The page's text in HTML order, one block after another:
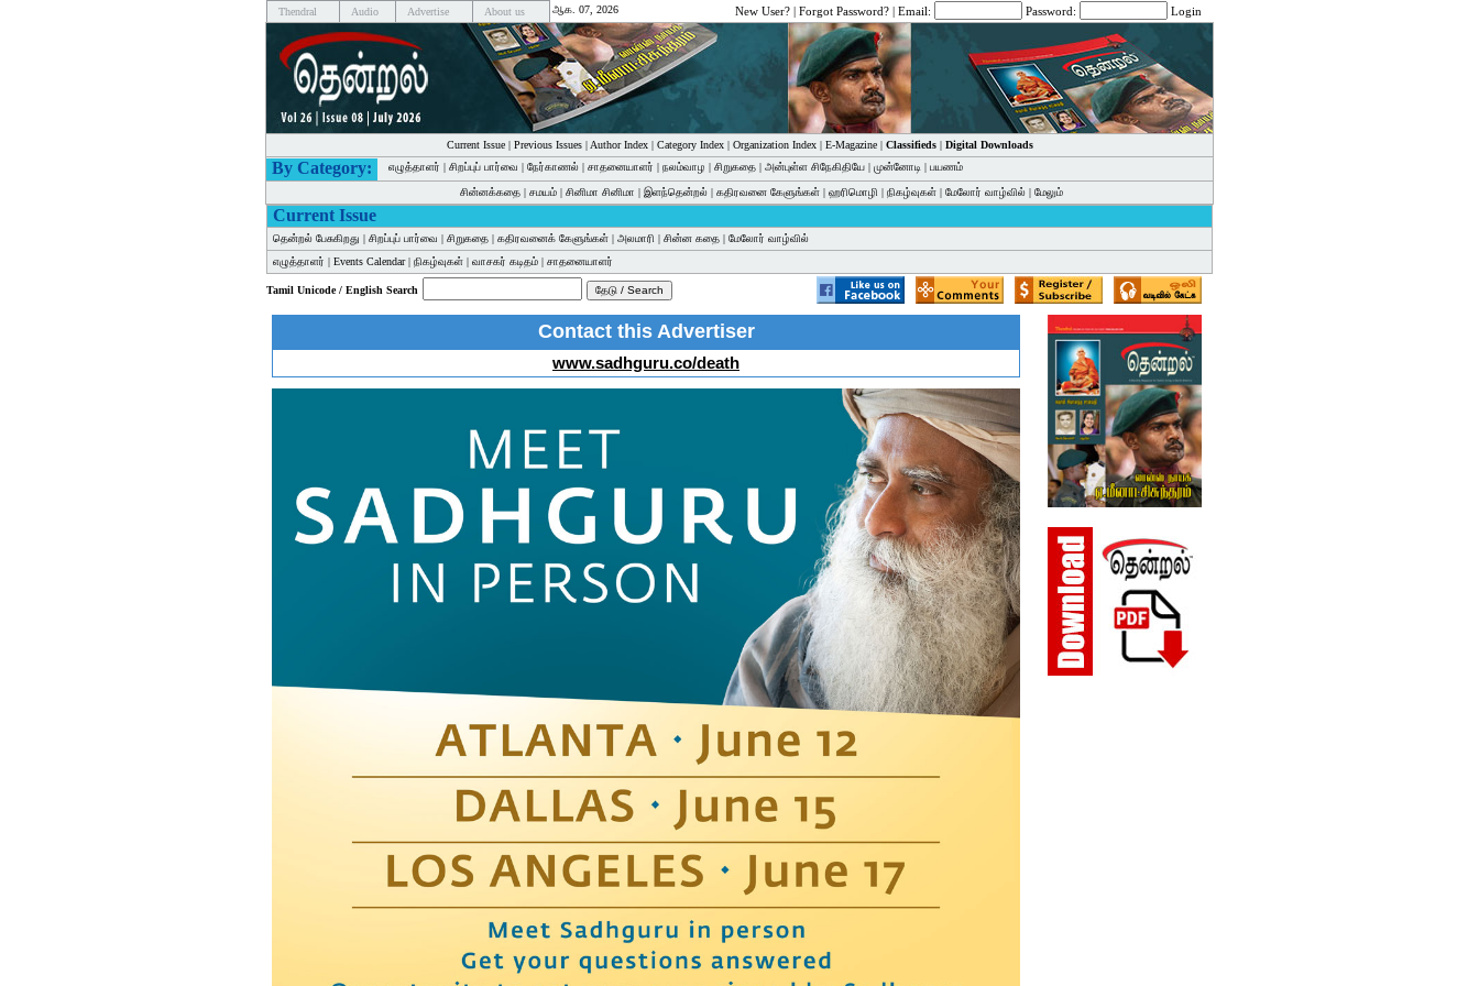
Thendral Audio Advertise About us ஆக. 07, 2026 New User? | Forgot Password? | Email: Password: Login
Current Issue| Previous Issues| Author Index| Category Index| Organization Index| E-Magazine| Classifieds| Digital Downloads
By Category: எழுத்தாளர் | சிறப்புப் பார்வை | நேர்காணல் | சாதனையாளர் | நலம்வாழ | சிறுகதை | அன்புள்ள சிநேகிதியே | முன்னோடி | பயணம்
சின்னக்கதை | சமயம் | சினிமா சினிமா | இளந்தென்றல் | கதிரவனை கேளுங்கள் | ஹரிமொழி | நிகழ்வுகள் | மேலோர் வாழ்வில் | மேலும்
Current Issue
தென்றல் பேசுகிறது | சிறப்புப் பார்வை | சிறுகதை | கதிரவனைக் கேளுங்கள் | அலமாரி | சின்ன கதை | மேலோர் வாழ்வில்
எழுத்தாளர் | Events Calendar| நிகழ்வுகள் | வாசகர் கடிதம் | சாதனையாளர்
Tamil Unicode / English Search
Contact this Advertiser
www.sadhguru.co/death